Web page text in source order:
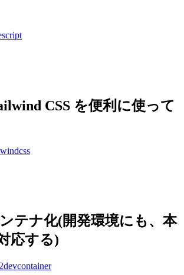
CSS を便利に使って
テナ化(開発環境にも、本
応する)
devcontainer